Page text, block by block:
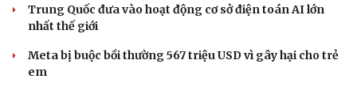
Trung Quốc đưa vào hoạt động cơ sở điện toán AI lớn
nhất thế giới
Meta bị buộc bồi thường 567 triệu USD vì gây hại cho trẻ
em